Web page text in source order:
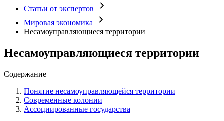
Статьи от экспертов
Мировая экономика
Несамоуправляющиеся территории
Несамоуправляющиеся территории
Содержание
Понятие несамоуправляющейся территории
Современные колонии
Ассоциированные государства